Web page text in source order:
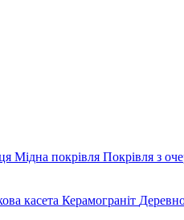
Мідна покрівля Покрівля з
касета Керамограніт